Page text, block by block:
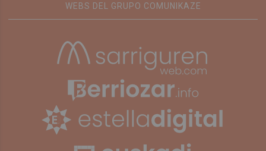
WEBS DEL GRUPO COMUNIKAZE